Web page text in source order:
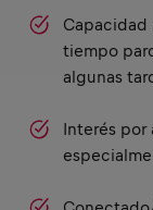
Capacidad
tiempo
algunas
Interés por